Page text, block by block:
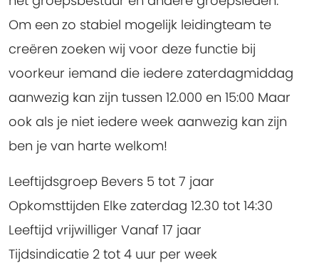
Om een zo stabiel mogelijk leidingteam te
creëren zoeken wij voor deze functie bij
voorkeur iemand die iedere zaterdagmiddag
aanwezig kan zijn tussen 12.000 en 15:00 Maar
ook als je niet iedere week aanwezig kan zijn
ben je van harte welkom!
Leeftijdsgroep Bevers 5 tot 7 jaar
Opkomsttijden Elke zaterdag 12.30 tot 14:30
Leeftijd vrijwilliger Vanaf 17 jaar
Tijdsindicatie 2 tot 4 uur per week